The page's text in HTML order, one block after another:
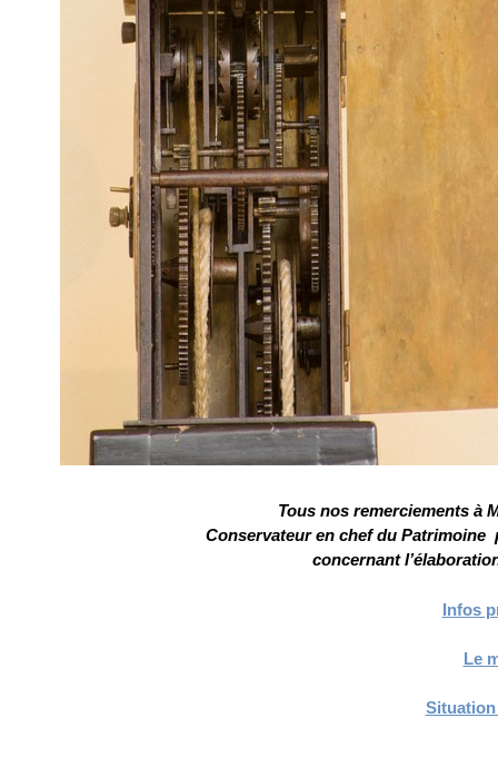
Tous nos remerciements à
Conservateur en chef du Patrimoine
concernant
Infos
Le
Situation